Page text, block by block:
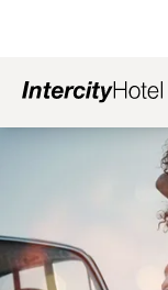
Diapositiva 1 de 1